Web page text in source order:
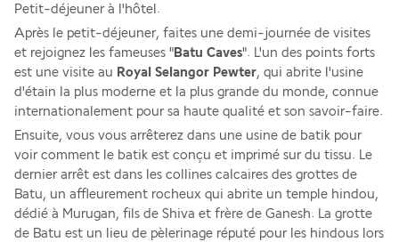
Petit-déjeuner à l'hôtel.
Après le petit-déjeuner, faites une demi-journée de visites
et rejoignez les fameuses "Batu Caves". L'un des points forts
est une visite au Royal Selangor Pewter, qui abrite l'usine
d'étain la plus moderne et la plus grande du monde, connue
Ensuite, vous vous arrêterez dans une usine de batik pour
voir comment le batik est conçu et imprimé sur du tissu. Le
dernier arrêt est dans les collines calcaires des grottes de
Batu, un affleurement rocheux qui abrite un temple hindou,
dédié à Murugan, fils de Shiva et frère de Ganesh. La grotte
de Batu est un lieu de pèlerinage réputé pour les hindous lors